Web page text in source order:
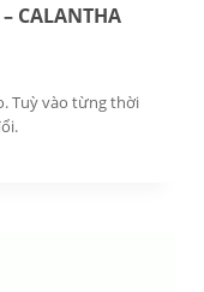
CALANTHA
Tuỳ vào từng thời